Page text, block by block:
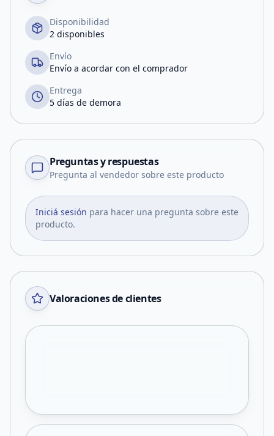
Disponibilidad
2 disponibles
Envío
Envío a acordar con el comprador
Entrega
5 días de demora
Preguntas y respuestas
Pregunta al vendedor sobre este producto
Iniciá sesión para hacer una pregunta sobre este
producto.
Valoraciones de clientes